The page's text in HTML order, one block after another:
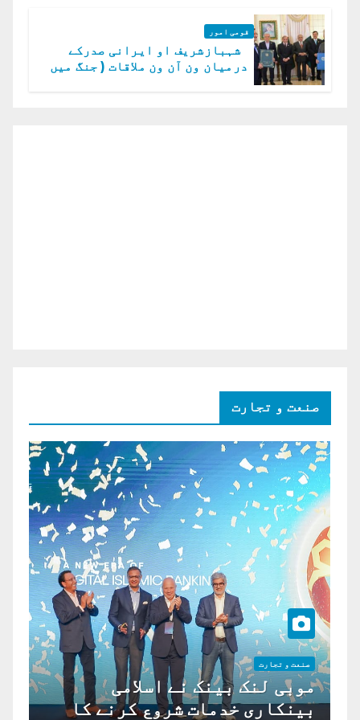
قومی امور
شہبازشریف او ایرانی صدرکے
درمیان ون آن ون ملاقات ( جنگ میں
صنعت و تجارت
صنعت و تجارت
موبی لنک بینک نے اسلامی
بینکاری خدمات شروع کرنے کا